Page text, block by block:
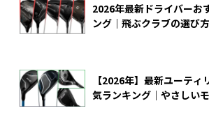
2026年最新ドライバーお
ング｜飛ぶクラブの選び方
【2026年】最新ユーテ
気ランキング｜やさしい